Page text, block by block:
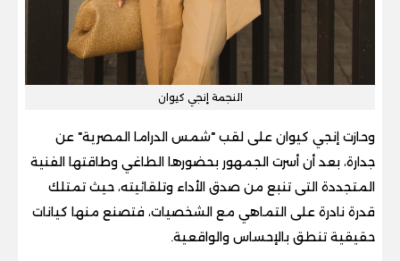
النجمة إنجي كيوان
وحازت إنجي كيوان على لقب "شمس الدراما المصرية" عن
جدارة، بعد أن أسرت الجمهور بحضورها الطاغي وطاقتها الفنية
المتجددة التى تنبع من صدق الأداء وتلقائيته، حيث تمتلك
قدرة نادرة على التماهي مع الشخصيات، فتصنع منها كيانات
حقيقية تنطق بالإحساس والواقعية.